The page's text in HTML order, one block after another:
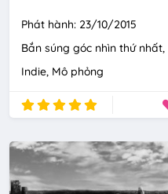
Phát hành: 23/10/2015
Bắn súng góc nhìn thứ nhất
Indie Mô phỏng